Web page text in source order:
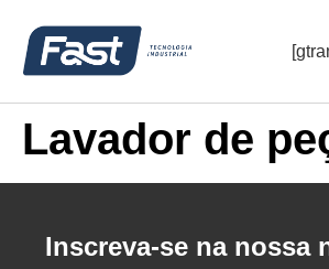
Lavador de
Inscreva-se na nossa